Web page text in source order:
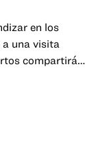
en los
una visita
compartirán